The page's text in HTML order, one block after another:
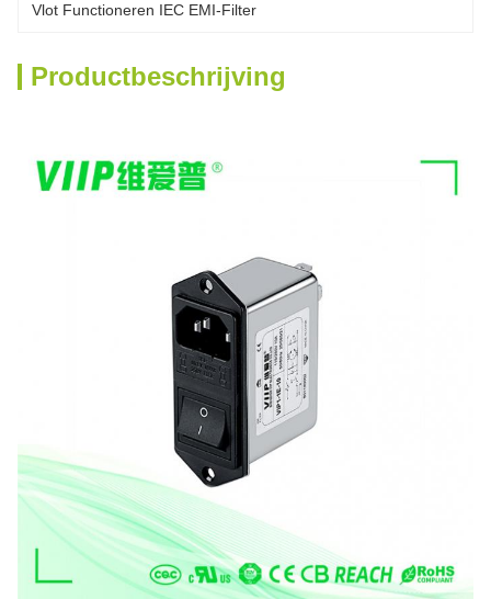
Vlot Functioneren IEC EMI-Filter
Productbeschrijving